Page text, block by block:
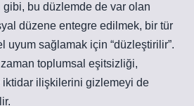
bu düzlemde de var olan
düzene entegre edilmek, bir tür
uyum sağlamak için “düzleştirilir”.
toplumsal eşitsizliği,
iktidar ilişkilerini gizlemeyi de